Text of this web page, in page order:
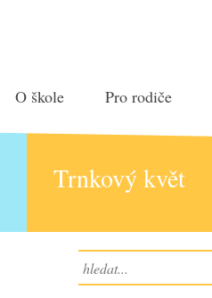
O škole Pro rodiče
Trnkový květ